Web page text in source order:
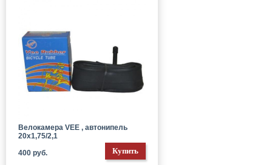
Велокамера VEE , автонипель
20x1,75/2,1
400 руб.